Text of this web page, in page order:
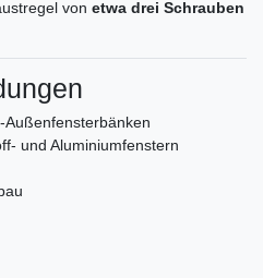
von etwa drei Schrauben
Außenfensterbänken
und Aluminiumfenstern